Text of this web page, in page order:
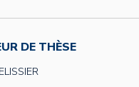
DE THÈSE